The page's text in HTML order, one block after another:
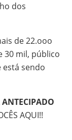
dos
de 22.ooo
30 mil, público
sendo
AQUI!!